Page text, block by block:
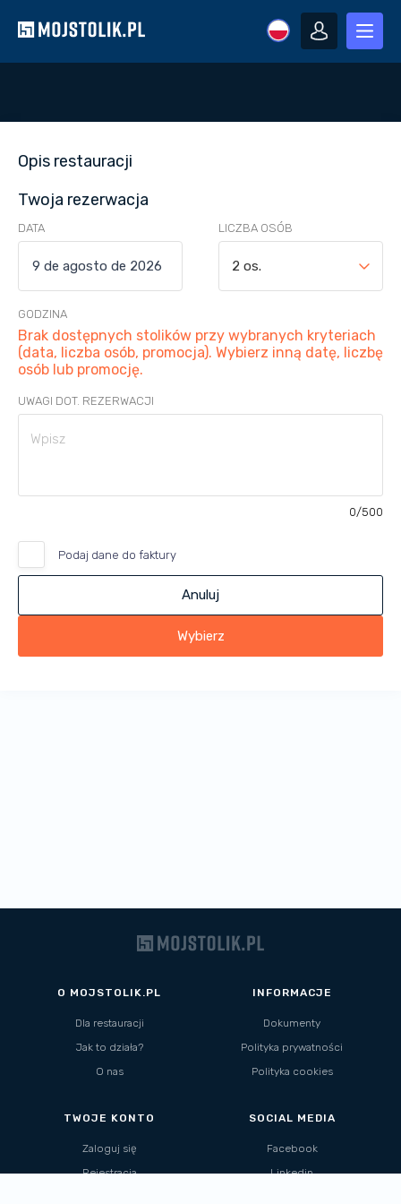
Opis restauracji
Twoja rezerwacja
DATA LICZBA OSÓB
2 os.
GODZINA
Brak dostępnych stolików przy wybranych kryteriach
(data, liczba osób, promocja). Wybierz inną datę, liczbę
osób lub promocję.
UWAGI DOT. REZERWACJI
0/500
Podaj dane do faktury
Anuluj
Wybierz
O MOJSTOLIK.PL
Dla restauracji
Jak to działa?
O nas
INFORMACJE
Dokumenty
Polityka prywatności
Polityka cookies
TWOJE KONTO
Zaloguj się
Rejestracja
SOCIAL MEDIA
Facebook
Linkedin